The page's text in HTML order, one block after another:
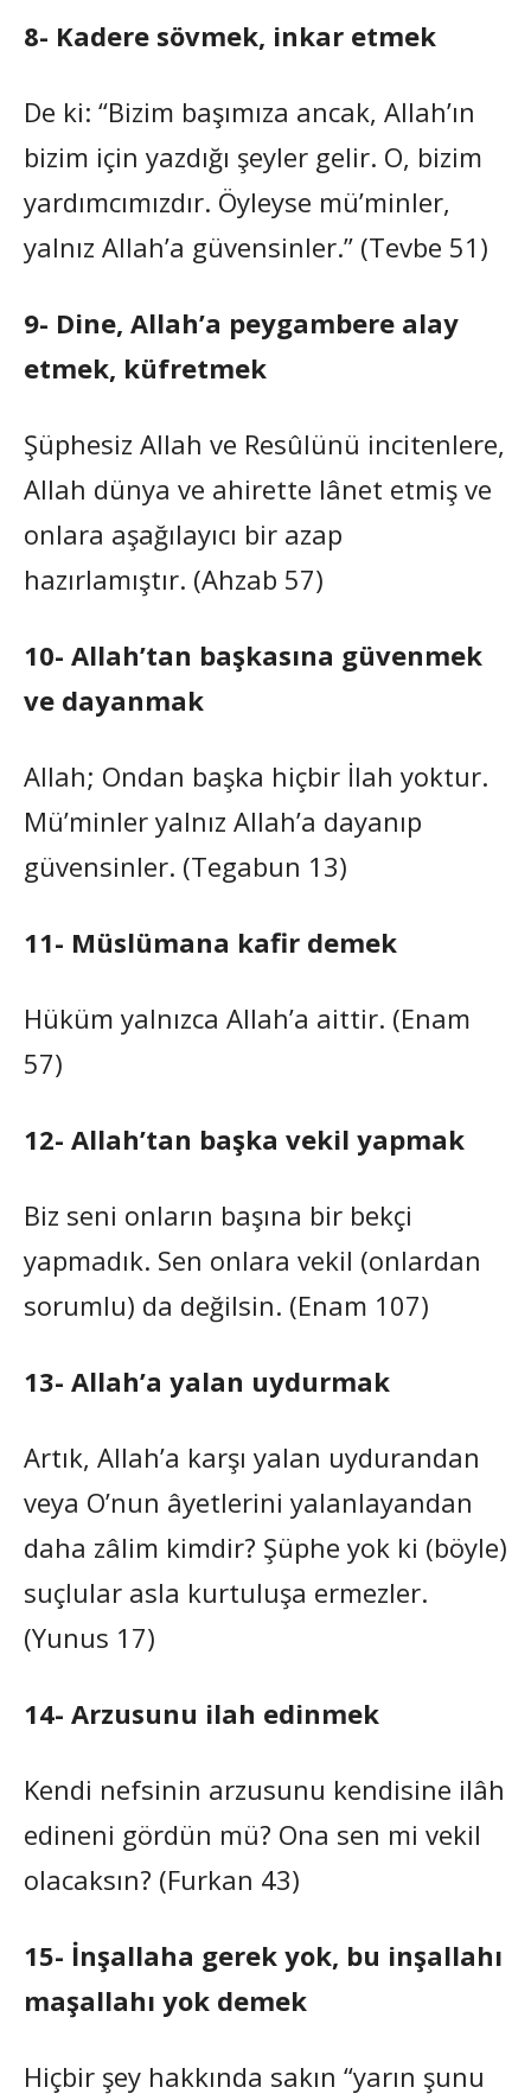
8- Kadere sövmek, inkar etmek
De ki: “Bizim başımıza ancak, Allah’ın
bizim için yazdığı şeyler gelir. O, bizim
yardımcımızdır. Öyleyse mü’minler,
yalnız Allah’a güvensinler.” (Tevbe 51)
9- Dine, Allah’a peygambere alay
etmek, küfretmek
Şüphesiz Allah ve Resûlünü incitenlere,
Allah dünya ve ahirette lânet etmiş ve
onlara aşağılayıcı bir azap
hazırlamıştır. (Ahzab 57)
10- Allah’tan başkasına güvenmek
ve dayanmak
Allah; Ondan başka hiçbir İlah yoktur.
Mü’minler yalnız Allah’a dayanıp
güvensinler. (Tegabun 13)
11- Müslümana kafir demek
Hüküm yalnızca Allah’a aittir. (Enam
57)
12- Allah’tan başka vekil yapmak
Biz seni onların başına bir bekçi
yapmadık. Sen onlara vekil (onlardan
sorumlu) da değilsin. (Enam 107)
13- Allah’a yalan uydurmak
Artık, Allah’a karşı yalan uydurandan
veya O’nun âyetlerini yalanlayandan
daha zâlim kimdir? Şüphe yok ki (böyle)
suçlular asla kurtuluşa ermezler.
(Yunus 17)
14- Arzusunu ilah edinmek
Kendi nefsinin arzusunu kendisine ilâh
edineni gördün mü? Ona sen mi vekil
olacaksın? (Furkan 43)
15- İnşallaha gerek yok, bu inşallahı
maşallahı yok demek
Hiçbir şey hakkında sakın “yarın şunu